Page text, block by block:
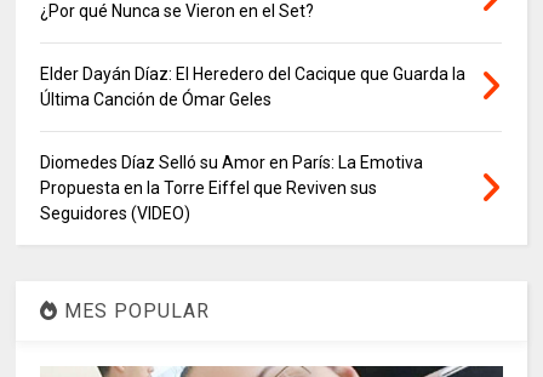
¿Por qué Nunca se Vieron en el Set?
Elder Dayán Díaz: El Heredero del Cacique que Guarda la
Última Canción de Ómar Geles
Diomedes Díaz Selló su Amor en París: La Emotiva
Propuesta en la Torre Eiffel que Reviven sus
Seguidores (VIDEO)
MES POPULAR